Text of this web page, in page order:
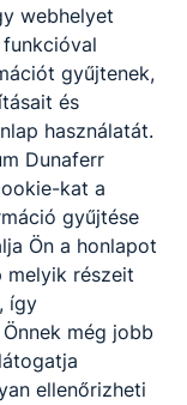
webhelyet
gyűjtenek,
és
használatát.
Dunaferr
kat a
gyűjtése
Ön a honlapot
melyik részeit
így
még jobb
ellenőrizheti